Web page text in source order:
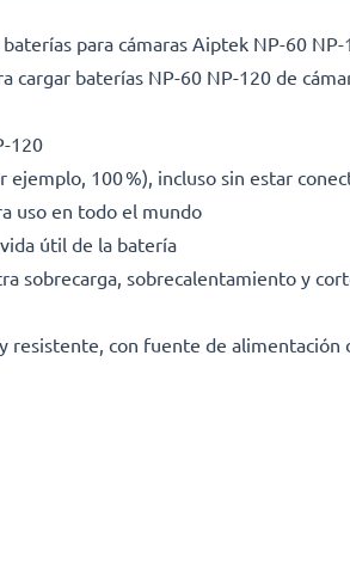
para cámaras Aiptek NP-60 NP-
cargar baterías NP-60 NP-120 de
120
100 %), incluso sin estar
uso en todo el mundo
útil de la batería
sobrecarga, sobrecalentamiento y
resistente, con fuente de alimentación